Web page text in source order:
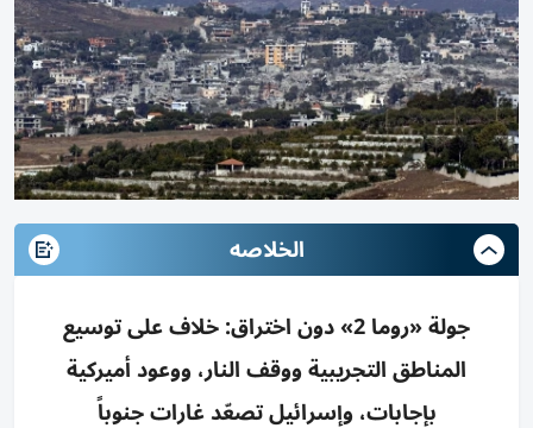
الخلاصه
جولة «روما 2» دون اختراق: خلاف على توسيع
المناطق التجريبية ووقف النار، ووعود أميركية
بإجابات، وإسرائيل تصعّد غارات جنوباً